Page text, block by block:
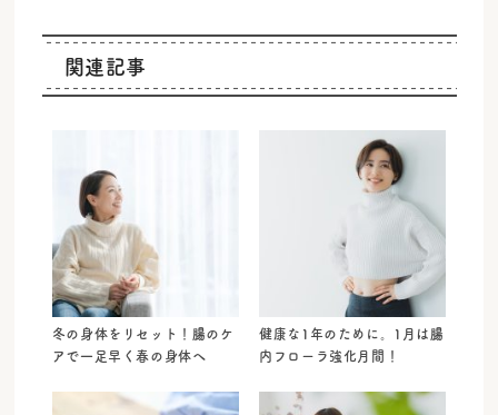
関連記事
冬の身体をリセット！腸のケ
アで一足早く春の身体へ
健康な1年のために。1月は腸
内フローラ強化月間！